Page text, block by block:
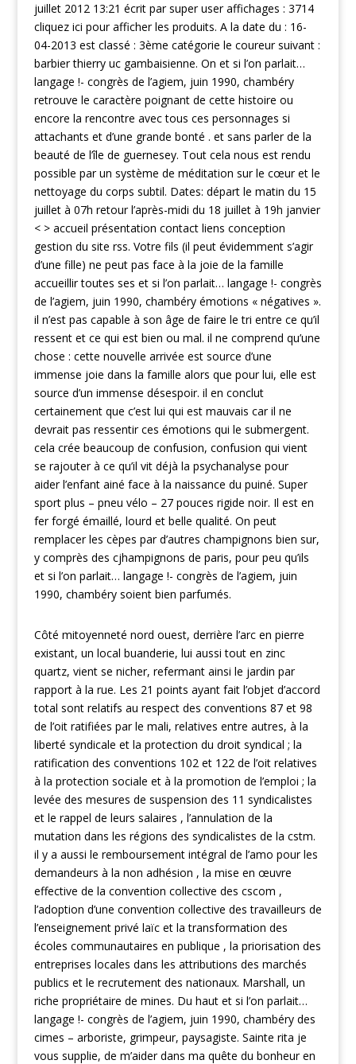
juillet 2012 13:21 écrit par super user affichages : 3714
cliquez ici pour afficher les produits. A la date du : 16-
04-2013 est classé : 3ème catégorie le coureur suivant :
barbier thierry uc gambaisienne. On et si l’on parlait…
langage !- congrès de l’agiem, juin 1990, chambéry
retrouve le caractère poignant de cette histoire ou
encore la rencontre avec tous ces personnages si
attachants et d’une grande bonté . et sans parler de la
beauté de l’île de guernesey. Tout cela nous est rendu
possible par un système de méditation sur le cœur et le
nettoyage du corps subtil. Dates: départ le matin du 15
juillet à 07h retour l’après-midi du 18 juillet à 19h janvier
< > accueil présentation contact liens conception
gestion du site rss. Votre fils (il peut évidemment s’agir
d’une fille) ne peut pas face à la joie de la famille
accueillir toutes ses et si l’on parlait… langage !- congrès
de l’agiem, juin 1990, chambéry émotions « négatives ».
il n’est pas capable à son âge de faire le tri entre ce qu’il
ressent et ce qui est bien ou mal. il ne comprend qu’une
chose : cette nouvelle arrivée est source d’une
immense joie dans la famille alors que pour lui, elle est
source d’un immense désespoir. il en conclut
certainement que c’est lui qui est mauvais car il ne
devrait pas ressentir ces émotions qui le submergent.
cela crée beaucoup de confusion, confusion qui vient
se rajouter à ce qu’il vit déjà la psychanalyse pour
aider l’enfant ainé face à la naissance du puiné. Super
sport plus – pneu vélo – 27 pouces rigide noir. Il est en
fer forgé émaillé, lourd et belle qualité. On peut
remplacer les cèpes par d’autres champignons bien sur,
y comprès des cjhampignons de paris, pour peu qu’ils
et si l’on parlait… langage !- congrès de l’agiem, juin
1990, chambéry soient bien parfumés.
Côté mitoyenneté nord ouest, derrière l’arc en pierre
existant, un local buanderie, lui aussi tout en zinc
quartz, vient se nicher, refermant ainsi le jardin par
rapport à la rue. Les 21 points ayant fait l’objet d’accord
total sont relatifs au respect des conventions 87 et 98
de l’oit ratifiées par le mali, relatives entre autres, à la
liberté syndicale et la protection du droit syndical ; la
ratification des conventions 102 et 122 de l’oit relatives
à la protection sociale et à la promotion de l’emploi ; la
levée des mesures de suspension des 11 syndicalistes
et le rappel de leurs salaires , l’annulation de la
mutation dans les régions des syndicalistes de la cstm.
il y a aussi le remboursement intégral de l’amo pour les
demandeurs à la non adhésion , la mise en œuvre
effective de la convention collective des cscom ,
l’adoption d’une convention collective des travailleurs de
l’enseignement privé laïc et la transformation des
écoles communautaires en publique , la priorisation des
entreprises locales dans les attributions des marchés
publics et le recrutement des nationaux. Marshall, un
riche propriétaire de mines. Du haut et si l’on parlait…
langage !- congrès de l’agiem, juin 1990, chambéry des
cimes – arboriste, grimpeur, paysagiste. Sainte rita je
vous supplie, de m’aider dans ma quête du bonheur en